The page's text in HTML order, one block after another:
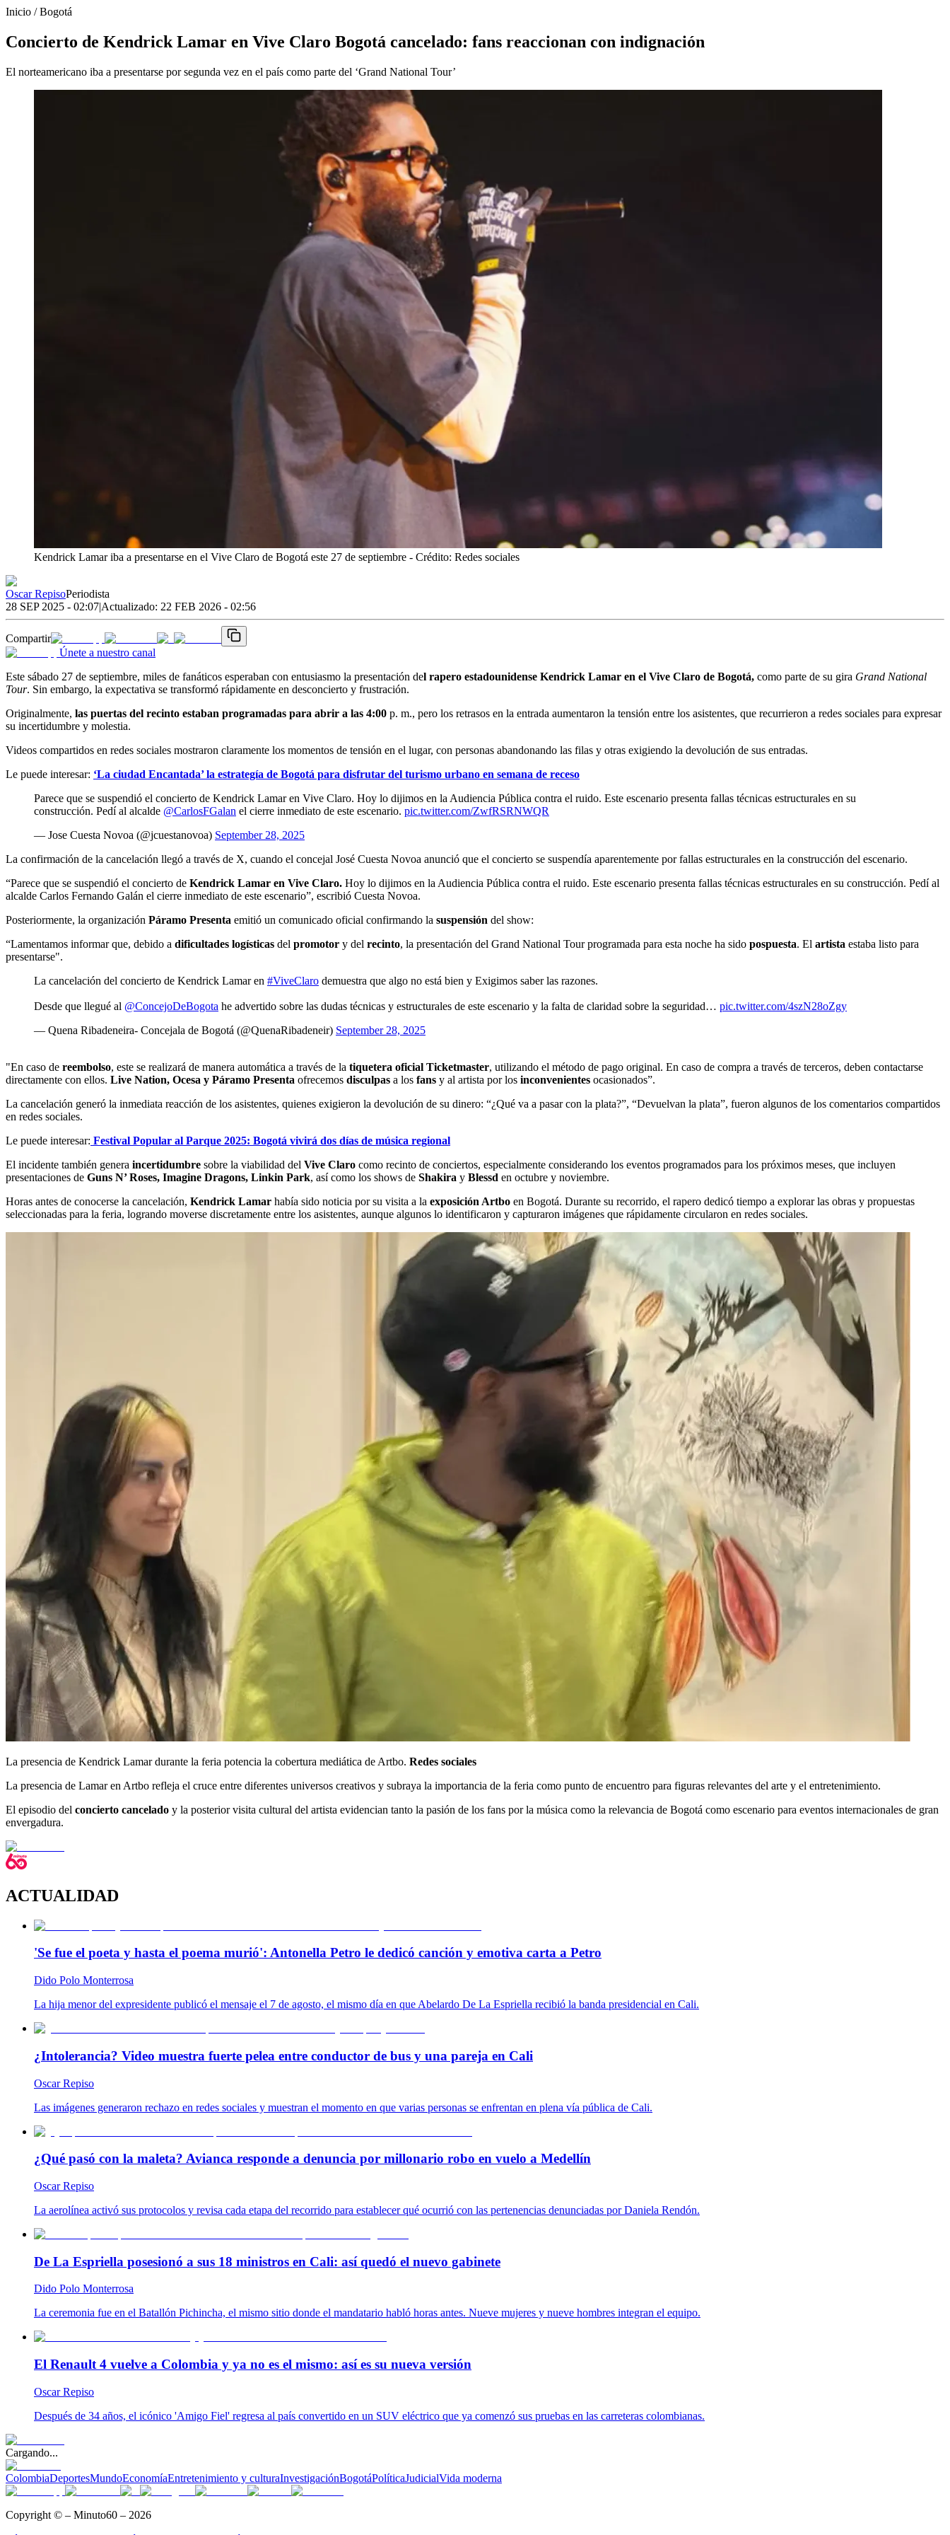
Inicio /Bogotá
Concierto de Kendrick Lamar en Vive Claro Bogotá cancelado: fans reaccionan con indignación
El norteamericano iba a presentarse por segunda vez en el país como parte del ‘Grand National Tour’
Kendrick Lamar iba a presentarse en el Vive Claro de Bogotá este 27 de septiembre - Crédito: Redes sociales
Oscar RepisoPeriodista
28 SEP 2025 - 02:07|Actualizado: 22 FEB 2026 - 02:56
Compartir
Únete a nuestro canal
Este sábado 27 de septiembre, miles de fanáticos esperaban con entusiasmo la presentación del rapero estadounidense Kendrick Lamar en el Vive Claro de Bogotá, como parte de su gira Grand National
Tour. Sin embargo, la expectativa se transformó rápidamente en desconcierto y frustración.
Originalmente, las puertas del recinto estaban programadas para abrir a las 4:00 p. m., pero los retrasos en la entrada aumentaron la tensión entre los asistentes, que recurrieron a redes sociales para expresar
su incertidumbre y molestia.
Videos compartidos en redes sociales mostraron claramente los momentos de tensión en el lugar, con personas abandonando las filas y otras exigiendo la devolución de sus entradas.
Le puede interesar: ‘La ciudad Encantada’ la estrategía de Bogotá para disfrutar del turismo urbano en semana de receso
Parece que se suspendió el concierto de Kendrick Lamar en Vive Claro. Hoy lo dijimos en la Audiencia Pública contra el ruido. Este escenario presenta fallas técnicas estructurales en su
construcción. Pedí al alcalde @CarlosFGalan el cierre inmediato de este escenario. pic.twitter.com/ZwfRSRNWQR
— Jose Cuesta Novoa (@jcuestanovoa) September 28, 2025
La confirmación de la cancelación llegó a través de X, cuando el concejal José Cuesta Novoa anunció que el concierto se suspendía aparentemente por fallas estructurales en la construcción del escenario.
“Parece que se suspendió el concierto de Kendrick Lamar en Vive Claro. Hoy lo dijimos en la Audiencia Pública contra el ruido. Este escenario presenta fallas técnicas estructurales en su construcción. Pedí al
alcalde Carlos Fernando Galán el cierre inmediato de este escenario”, escribió Cuesta Novoa.
Posteriormente, la organización Páramo Presenta emitió un comunicado oficial confirmando la suspensión del show:
“Lamentamos informar que, debido a dificultades logísticas del promotor y del recinto, la presentación del Grand National Tour programada para esta noche ha sido pospuesta. El artista estaba listo para
presentarse".
La cancelación del concierto de Kendrick Lamar en #ViveClaro demuestra que algo no está bien y Exigimos saber las razones.
Desde que llegué al @ConcejoDeBogota he advertido sobre las dudas técnicas y estructurales de este escenario y la falta de claridad sobre la seguridad… pic.twitter.com/4szN28oZgy
— Quena Ribadeneira- Concejala de Bogotá (@QuenaRibadeneir) September 28, 2025
"En caso de reembolso, este se realizará de manera automática a través de la tiquetera oficial Ticketmaster, utilizando el método de pago original. En caso de compra a través de terceros, deben contactarse
directamente con ellos. Live Nation, Ocesa y Páramo Presenta ofrecemos disculpas a los fans y al artista por los inconvenientes ocasionados”.
La cancelación generó la inmediata reacción de los asistentes, quienes exigieron la devolución de su dinero: “¿Qué va a pasar con la plata?”, “Devuelvan la plata”, fueron algunos de los comentarios compartidos
en redes sociales.
Le puede interesar: Festival Popular al Parque 2025: Bogotá vivirá dos días de música regional
El incidente también genera incertidumbre sobre la viabilidad del Vive Claro como recinto de conciertos, especialmente considerando los eventos programados para los próximos meses, que incluyen
presentaciones de Guns N’ Roses, Imagine Dragons, Linkin Park, así como los shows de Shakira y Blessd en octubre y noviembre.
Horas antes de conocerse la cancelación, Kendrick Lamar había sido noticia por su visita a la exposición Artbo en Bogotá. Durante su recorrido, el rapero dedicó tiempo a explorar las obras y propuestas
seleccionadas para la feria, logrando moverse discretamente entre los asistentes, aunque algunos lo identificaron y capturaron imágenes que rápidamente circularon en redes sociales.
La presencia de Kendrick Lamar durante la feria potencia la cobertura mediática de Artbo. Redes sociales
La presencia de Lamar en Artbo refleja el cruce entre diferentes universos creativos y subraya la importancia de la feria como punto de encuentro para figuras relevantes del arte y el entretenimiento.
El episodio del concierto cancelado y la posterior visita cultural del artista evidencian tanto la pasión de los fans por la música como la relevancia de Bogotá como escenario para eventos internacionales de gran
envergadura.
ACTUALIDAD
'Se fue el poeta y hasta el poema murió': Antonella Petro le dedicó canción y emotiva carta a Petro
Dido Polo Monterrosa
La hija menor del expresidente publicó el mensaje el 7 de agosto, el mismo día en que Abelardo De La Espriella recibió la banda presidencial en Cali.
¿Intolerancia? Video muestra fuerte pelea entre conductor de bus y una pareja en Cali
Oscar Repiso
Las imágenes generaron rechazo en redes sociales y muestran el momento en que varias personas se enfrentan en plena vía pública de Cali.
¿Qué pasó con la maleta? Avianca responde a denuncia por millonario robo en vuelo a Medellín
Oscar Repiso
La aerolínea activó sus protocolos y revisa cada etapa del recorrido para establecer qué ocurrió con las pertenencias denunciadas por Daniela Rendón.
De La Espriella posesionó a sus 18 ministros en Cali: así quedó el nuevo gabinete
Dido Polo Monterrosa
La ceremonia fue en el Batallón Pichincha, el mismo sitio donde el mandatario habló horas antes. Nueve mujeres y nueve hombres integran el equipo.
El Renault 4 vuelve a Colombia y ya no es el mismo: así es su nueva versión
Oscar Repiso
Después de 34 años, el icónico 'Amigo Fiel' regresa al país convertido en un SUV eléctrico que ya comenzó sus pruebas en las carreteras colombianas.
Cargando...
ColombiaDeportesMundoEconomíaEntretenimiento y culturaInvestigaciónBogotáPolíticaJudicialVida moderna
Copyright © – Minuto60 – 2026